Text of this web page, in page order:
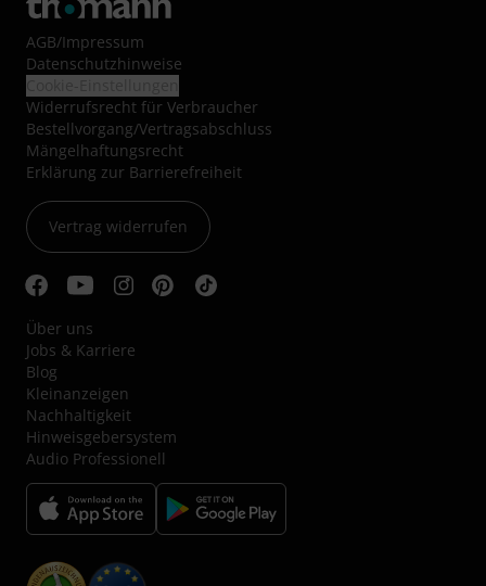
AGB/Impressum
Datenschutzhinweise
Widerrufsrecht für Verbraucher
Bestellvorgang/Vertragsabschluss
Mängelhaftungsrecht
Erklärung zur Barrierefreiheit
Vertrag widerrufen
Über uns
Jobs & Karriere
Blog
Kleinanzeigen
Nachhaltigkeit
Hinweisgebersystem
Audio Professionell